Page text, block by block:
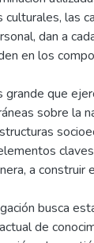
culturales, las
dan a
en los
grande que
sobre la
a construir
busca
de